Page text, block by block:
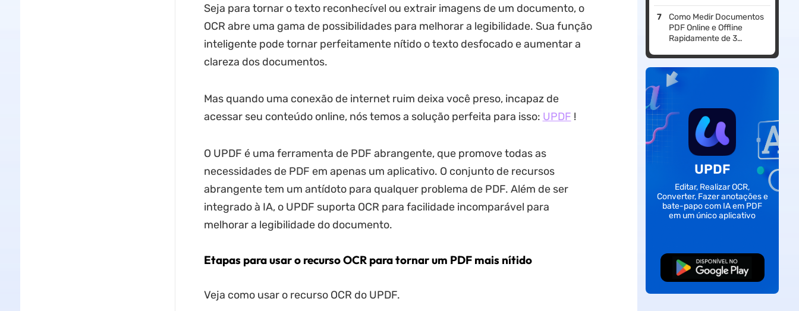
Seja para tornar o texto reconhecível ou extrair imagens de um documento, o
OCR abre uma gama de possibilidades para melhorar a legibilidade. Sua função
inteligente pode tornar perfeitamente nítido o texto desfocado e aumentar a
clareza dos documentos.
Mas quando uma conexão de internet ruim deixa você preso, incapaz de
acessar seu conteúdo online, nós temos a solução perfeita para isso: UPDF !
O UPDF é uma ferramenta de PDF abrangente, que promove todas as
necessidades de PDF em apenas um aplicativo. O conjunto de recursos
abrangente tem um antídoto para qualquer problema de PDF. Além de ser
integrado à IA, o UPDF suporta OCR para facilidade incomparável para
melhorar a legibilidade do documento.
Etapas para usar o recurso OCR para tornar um PDF mais nítido
Veja como usar o recurso OCR do UPDF.
Como Medir Documentos
PDF Online e Offline
Rapidamente de 3
UPDF
Editar, Realizar OCR,
Converter, Fazer anotações e
bate-papo com IA em PDF
em um único aplicativo
Baixar Grátis